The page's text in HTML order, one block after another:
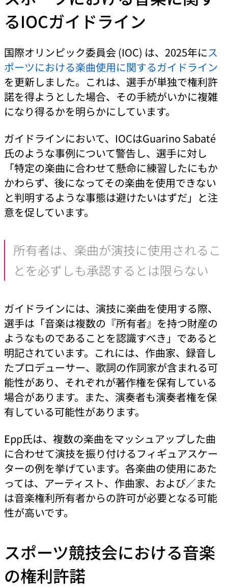
るIOCガイドライン
国際オリンピック委員会 (IOC) は、2025年にス
ポーツにおける楽曲使用に関するガイドライン
を更新しました。これは、選手が単独で権利許
諾を得ようとした場合、その手続がいかに複雑
になり得るかを明らかにしています。
ガイドラインにおいて、IOCはGuarino Sabaté
氏のような事例について警告し、選手に対し
「特定の楽曲に合わせて懸命に練習したにもか
かわらず、後になってその楽曲を使用できない
と判明するような事態は避けたいはずだ」と注
意を促しています。
所有者は、楽曲が演技に使用されるこ
とを必ずしも承認するとは限らない
ガイドラインには、演技に楽曲を使用する際、
選手は「音楽は複数の『所有者』を持つ財産の
ようなものであることを認識すべき」であると
明記されています。これには、作曲家、録音し
たプロデューサー、歌詞の作詞家が含まれる可
能性があり、それぞれが著作権を保有している
場合があります。また、演奏者も演奏者権を保
有している可能性があります。
Epp氏は、複数の楽曲をマッシュアップした曲
に合わせて演技を振り付けるフィギュアスケー
ターの例を挙げています。各楽曲の使用にあた
っては、アーティスト、作曲家、および／また
は音楽権利所有者からの許可が必要となる可能
性が高いです。
スポーツ競技会における音楽
の権利許諾